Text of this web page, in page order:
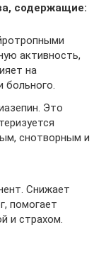
содержащие:
активность,
на
больного.
Это
снотворным и
Снижает
помогает
и страхом.